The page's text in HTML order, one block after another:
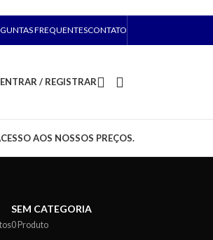
FREQUENTESCONTATO
ENTRAR / REGISTRAR
AOS NOSSOS PREÇOS.
SEM CATEGORIA
0 Produto